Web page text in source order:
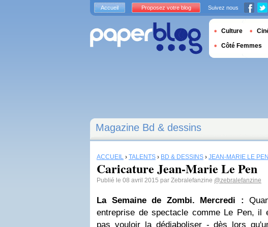
Magazine Bd & dessins
ACCUEIL › TALENTS › BD & DESSINS › JEAN-MARIE LE PEN
Caricature Jean-Marie Le Pen
Publié le 08 avril 2015 par Zebralefanzine @zebralefanzine
La Semaine de Zombi. Mercredi :
entreprise de spectacle comme Le Pen, il
pas vouloir la dédiaboliser - dès lors
Accueil Proposez votre blog Suivez nous
Culture
Côté Femmes